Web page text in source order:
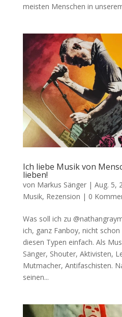
meisten Menschen in
Ich liebe Musik von
lieben!
von Markus Sänger| Aug. 5,
Musik, Rezension | 0
Was soll ich zu
ich, ganz Fanboy, nicht
diesen Typen einfach. Als
Sänger, Shouter, Aktivisten,
Mutmacher, Antifaschisten.
seinen...